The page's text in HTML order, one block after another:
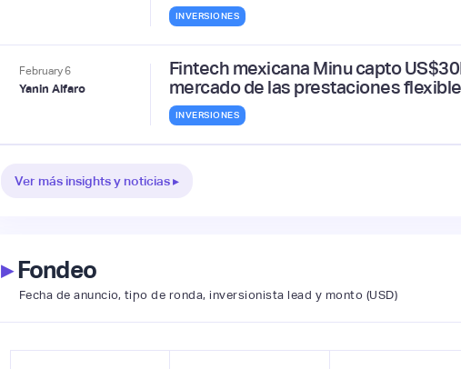
INVERSIONES
February6
Yanin Alfaro
Fintech mexicana Minu capto
mercado de las prestaciones
INVERSIONES
Ver más insights y noticias ▸
▸Fondeo
Fecha de anuncio, tipo de ronda, inversionista lead y monto (USD)